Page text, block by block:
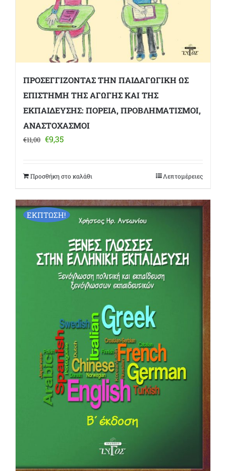
ΠΡΟΣΕΓΓΙΖΟΝΤΑΣ ΤΗΝ ΠΑΙΔΑΓΩΓΙΚΗ ΩΣ
ΕΠΙΣΤΗΜΗ ΤΗΣ ΑΓΩΓΗΣ ΚΑΙ ΤΗΣ
ΕΚΠΑΙΔΕΥΣΗΣ: ΠΟΡΕΙΑ, ΠΡΟΒΛΗΜΑΤΙΣΜΟΙ,
ΑΝΑΣΤΟΧΑΣΜΟΙ
€11,00 Original
€11,00.
€9,35Η
είναι:
Προσθήκη στο καλάθι Λεπτομέρειες
ΕΚΠΤΩΣΗ!